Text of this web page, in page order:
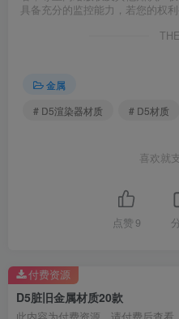
具备充分的监控能力，若您的权
金属
# D5渲染器材质
# D5材质
喜欢就
点赞 9
D5脏旧金属材质20款
付费资源